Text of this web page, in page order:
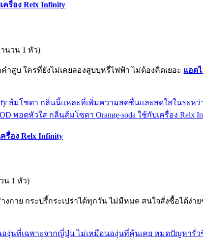
ครื่อง Relx Infinity
นวน 1 หัว)
ำสูบ ใครที่ยังไม่เคยลองสูบบุหรี่ไฟฟ้า ไม่ต้องคิดเยอะ แอด
พอตหัวใส กลิ่นส้มโซดา Orange-soda ใช้กับเครื่อง Relx
รื่อง Relx Infinity
น 1 หัว)
กาย กระปรี้กระเปร่าได้ทุกวัน ไม่มีหมด สนใจสั่งซื้อได้ง่าย